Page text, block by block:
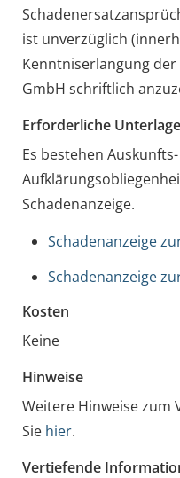
ist unverzüglich
Kenntniserlangung
GmbH schriftlich
Erforderliche
Es bestehen
Schadenanzeige.
Schadenanzeige
Schadenanzeige
Kosten
Keine
Hinweise
Weitere Hinweise zum
Sie hier.
Vertiefende